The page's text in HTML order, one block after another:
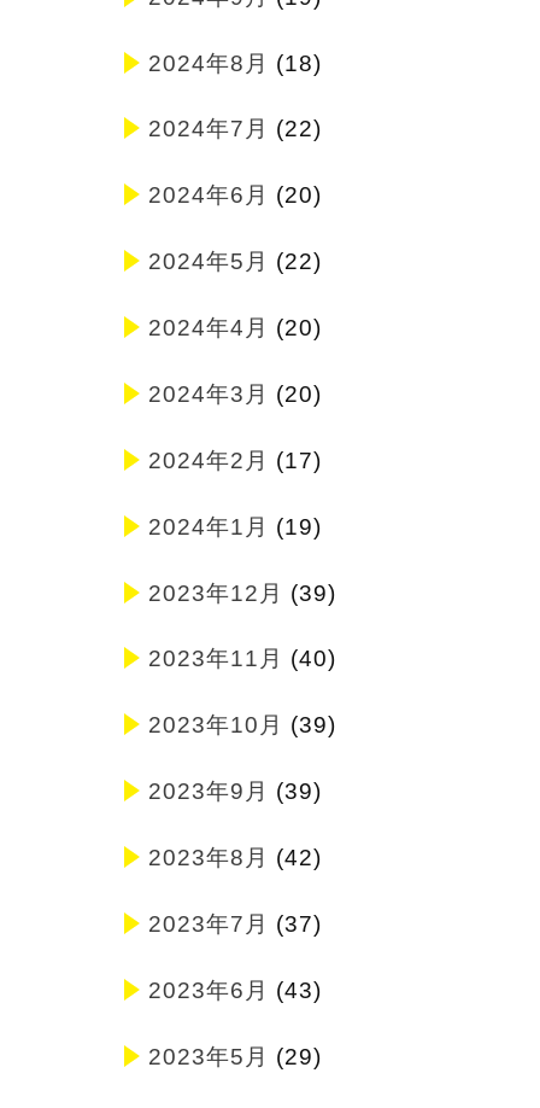
2024年8月 (18)
2024年7月 (22)
2024年6月 (20)
2024年5月 (22)
2024年4月 (20)
2024年3月 (20)
2024年2月 (17)
2024年1月 (19)
2023年12月 (39)
2023年11月 (40)
2023年10月 (39)
2023年9月 (39)
2023年8月 (42)
2023年7月 (37)
2023年6月 (43)
2023年5月 (29)